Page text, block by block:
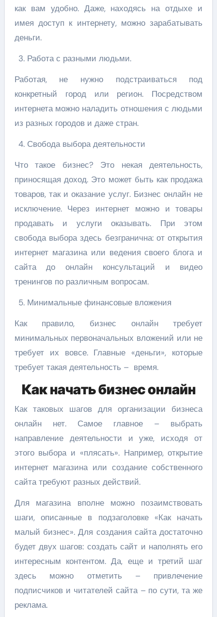
как вам удобно. Даже, находясь на отдыхе и
имея доступ к интернету, можно зарабатывать
деньги.
Работа с разными людьми.
Работая, не нужно подстраиваться под
конкретный город или регион. Посредством
интернета можно наладить отношения с людьми
из разных городов и даже стран.
Свобода выбора деятельности
Что такое бизнес? Это некая деятельность,
приносящая доход. Это может быть как продажа
товаров, так и оказание услуг. Бизнес онлайн не
исключение. Через интернет можно и товары
продавать и услуги оказывать. При этом
свобода выбора здесь безгранична: от открытия
интернет магазина или ведения своего блога и
сайта до онлайн консультаций и видео
тренингов по различным вопросам.
Минимальные финансовые вложения
Как правило, бизнес онлайн требует
минимальных первоначальных вложений или не
требует их вовсе. Главные «деньги», которые
требует такая деятельность – время.
Как начать бизнес онлайн
Как таковых шагов для организации бизнеса
онлайн нет. Самое главное – выбрать
направление деятельности и уже, исходя от
этого выбора и «плясать». Например, открытие
интернет магазина или создание собственного
сайта требуют разных действий.
Для магазина вполне можно позаимствовать
шаги, описанные в подзаголовке «Как начать
малый бизнес». Для создания сайта достаточно
будет двух шагов: создать сайт и наполнять его
интересным контентом. Да, еще и третий шаг
здесь можно отметить – привлечение
подписчиков и читателей сайта – по сути, та же
реклама.